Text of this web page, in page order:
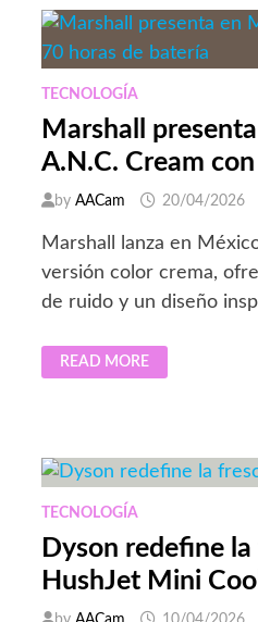
EL
DÍA
DE
LAS
MADRES
EN
MÉXICO
TECNOLOGÍA
Marshall
A.N.C. Cream
byAACam 20/04/2026
Marshall lanza en
versión color crema,
de ruido y un diseño
MARSHALL
PRESENTA
III
A.N.C.
CREAM
CON
70
DE
BATERÍA
READ MORE
TECNOLOGÍA
Dyson redefine
HushJet Mini Cool